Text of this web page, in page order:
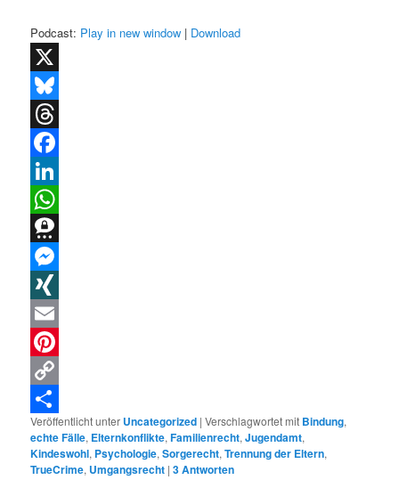
Podcast: Play in new window | Download
X
Bluesky
Threads
Facebook
LinkedIn
WhatsApp
Threema
Messenger
XING
Email
Pinterest
Copy
Link
Teilen
Veröffentlicht unter Uncategorized |Verschlagwortet mit Bindung,
echte Fälle, Elternkonflikte,Familienrecht,Jugendamt,
Kindeswohl, Psychologie,Sorgerecht,Trennung der Eltern,
TrueCrime, Umgangsrecht |3Antworten